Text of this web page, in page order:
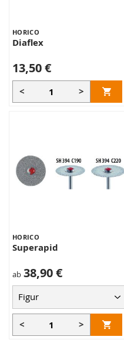
HORICO
Diaflex
13,50 €
< >
HORICO
Superapid
ab 38,90 €
< >